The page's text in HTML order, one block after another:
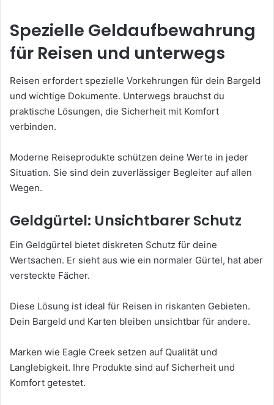
Spezielle Geldaufbewahrung
für Reisen und unterwegs
Reisen erfordert spezielle Vorkehrungen für dein Bargeld
und wichtige Dokumente. Unterwegs brauchst du
praktische Lösungen, die Sicherheit mit Komfort
verbinden.
Moderne Reiseprodukte schützen deine Werte in jeder
Situation. Sie sind dein zuverlässiger Begleiter auf allen
Wegen.
Geldgürtel: Unsichtbarer Schutz
Ein Geldgürtel bietet diskreten Schutz für deine
Wertsachen. Er sieht aus wie ein normaler Gürtel, hat aber
versteckte Fächer.
Diese Lösung ist ideal für Reisen in riskanten Gebieten.
Dein Bargeld und Karten bleiben unsichtbar für andere.
Marken wie Eagle Creek setzen auf Qualität und
Langlebigkeit. Ihre Produkte sind auf Sicherheit und
Komfort getestet.